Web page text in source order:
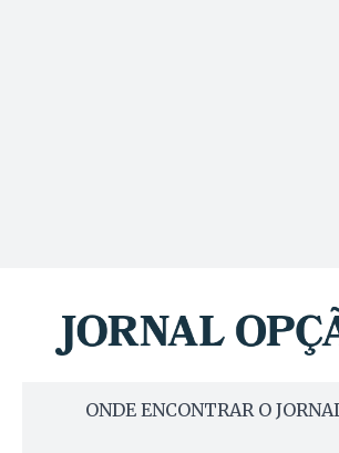
ONDE ENCONTRAR O